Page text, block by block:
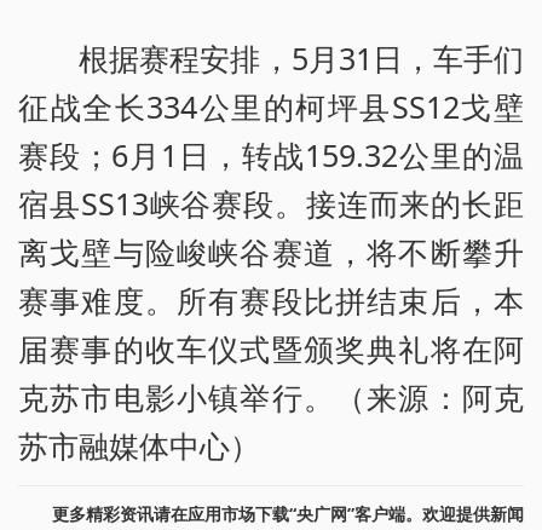
根据赛程安排，5月31日，车手们
征战全长334公里的柯坪县SS12戈壁
赛段；6月1日，转战159.32公里的温
宿县SS13峡谷赛段。接连而来的长距
离戈壁与险峻峡谷赛道，将不断攀升
赛事难度。所有赛段比拼结束后，本
届赛事的收车仪式暨颁奖典礼将在阿
克苏市电影小镇举行。（来源：阿克
苏市融媒体中心）
更多精彩资讯请在应用市场下载“央广网”客户端。欢迎提供新闻